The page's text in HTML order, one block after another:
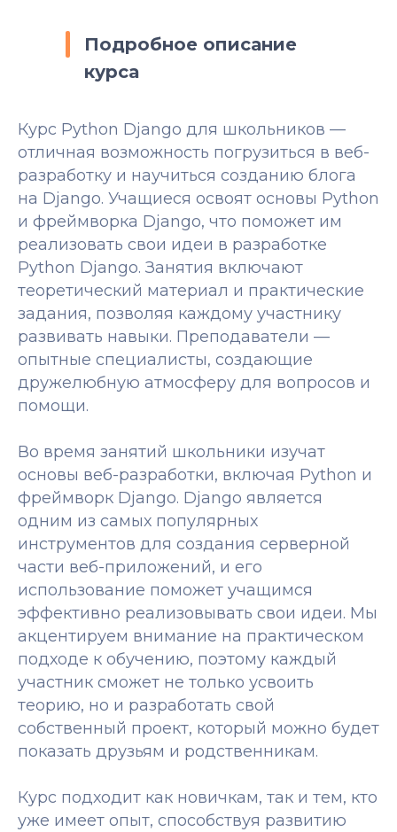
Подробное описание
курса
Курс Python Django для школьников —
отличная возможность погрузиться в веб-
разработку и научиться созданию блога
на Django. Учащиеся освоят основы Python
и фреймворка Django, что поможет им
реализовать свои идеи в разработке
Python Django. Занятия включают
теоретический материал и практические
задания, позволяя каждому участнику
развивать навыки. Преподаватели —
опытные специалисты, создающие
дружелюбную атмосферу для вопросов и
помощи.
Во время занятий школьники изучат
основы веб-разработки, включая Python и
фреймворк Django. Django является
одним из самых популярных
инструментов для создания серверной
части веб-приложений, и его
использование поможет учащимся
эффективно реализовывать свои идеи. Мы
акцентируем внимание на практическом
подходе к обучению, поэтому каждый
участник сможет не только усвоить
теорию, но и разработать свой
собственный проект, который можно будет
показать друзьям и родственникам.
Курс подходит как новичкам, так и тем, кто
уже имеет опыт, способствуя развитию